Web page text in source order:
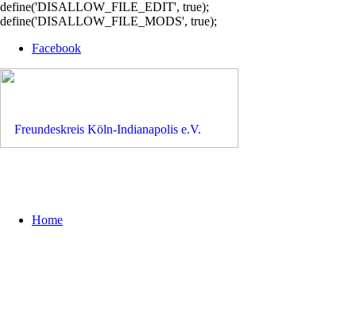
define('DISALLOW_FILE_EDIT', true);
define('DISALLOW_FILE_MODS', true);
Facebook
Home